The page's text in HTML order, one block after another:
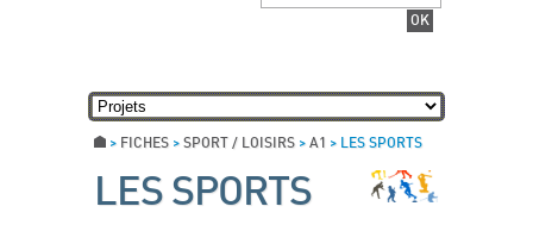
> FICHES > SPORT / LOISIRS > A1 > LES SPORTS
LES SPORTS